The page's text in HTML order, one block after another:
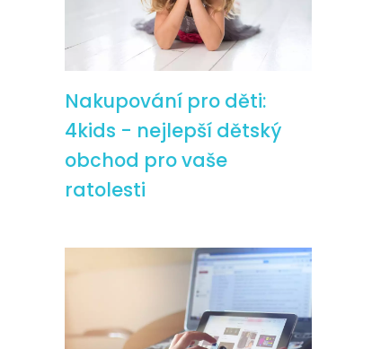
Nakupování pro děti:
4kids - nejlepší dětský
obchod pro vaše
ratolesti